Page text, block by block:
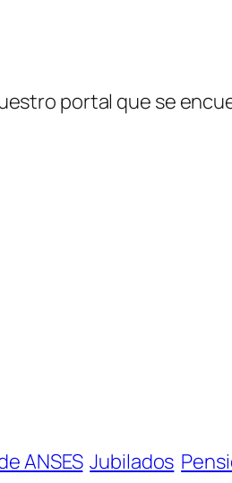
portal que se
ANSES Jubilados